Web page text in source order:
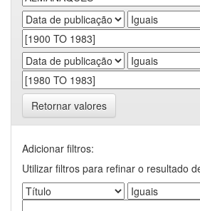
Retornar valores
Adicionar filtros:
Utilizar filtros para refinar o resultado